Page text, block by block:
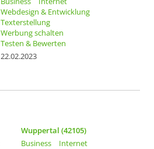
Webdesign & Entwicklung
Texterstellung
Werbung schalten
Testen & Bewerten
22.02.2023
Wuppertal (42105)
Business
Internet